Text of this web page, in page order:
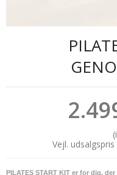
Vejl.
PILATES START KIT er for dig,